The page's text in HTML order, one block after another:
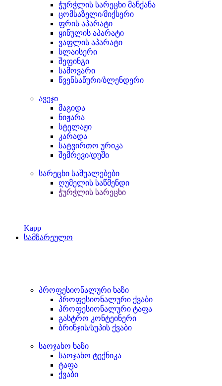
ჭურჭლის სარეცხი მანქანა
ცომსაზელი/მიქსერი
ფრის აპარატი
ყინულის აპარატი
ვაფლის აპარატი
სლაისერი
შეფინგი
სამოვარი
წვენსაწური/ბლენდერი
ავეჯი
მაგიდა
ნიჟარა
სტელაჟი
კარადა
სატვირთო ურიკა
შემრევი/დუში
სარეცხი საშუალებები
ღუმელის საწმენდი
ჭურჭლის სარეცხი
Kapp
სამზარეულო
პროფესიონალური ხაზი
პროფესიონალური ქვაბი
პროფესიონალური ტაფა
გასტრო კონტეინერი
ბრინჯის/სუპის ქვაბი
საოჯახო ხაზი
საოჯახო ტექნიკა
ტაფა
ქვაბი